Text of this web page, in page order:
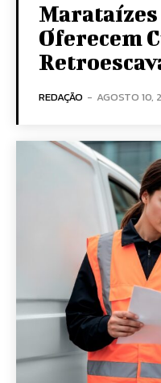
Marataízes
Oferecem
REDAÇÃO - AGOSTO 10,